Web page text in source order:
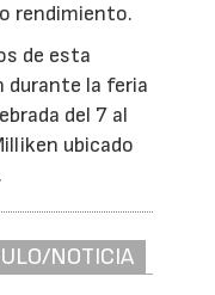
rendimiento.
de esta
durante la feria
del 7 al
ubicado
NOTICIA